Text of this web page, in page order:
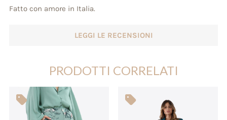
Fatto con amore in Italia.
LEGGI LE RECENSIONI
PRODOTTI CORRELATI